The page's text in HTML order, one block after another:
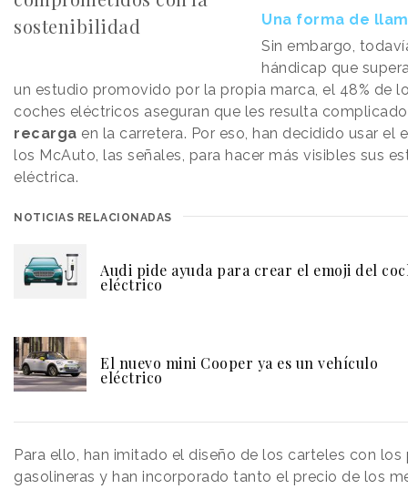
sostenibilidad
Una forma de
Sin embargo,
hándicap que
un estudio promovido por la propia marca, el 48% de
coches eléctricos aseguran que les resulta
recarga en la carretera. Por eso, han decidido usar el
los McAuto, las señales, para hacer más visibles sus
eléctrica.
NOTICIAS RELACIONADAS
Audi pide ayuda para crear el emoji del
eléctrico
El nuevo mini Cooper ya es un vehículo
eléctrico
Para ello, han imitado el diseño de los carteles con los
gasolineras y han incorporado tanto el precio de los